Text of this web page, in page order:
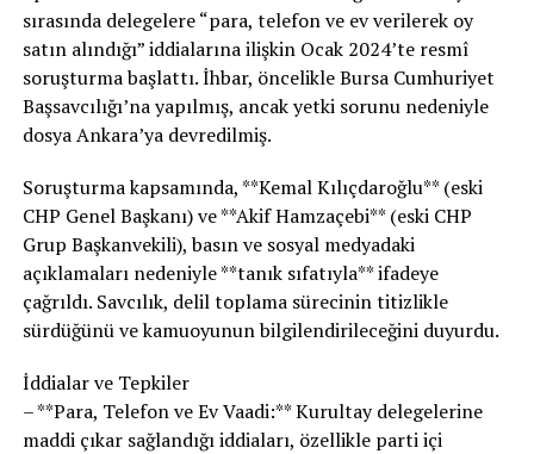
sırasında delegelere “para, telefon ve ev verilerek oy
satın alındığı” iddialarına ilişkin Ocak 2024’te resmî
soruşturma başlattı. İhbar, öncelikle Bursa Cumhuriyet
Başsavcılığı’na yapılmış, ancak yetki sorunu nedeniyle
dosya Ankara’ya devredilmiş.
Soruşturma kapsamında, **Kemal Kılıçdaroğlu** (eski
CHP Genel Başkanı) ve **Akif Hamzaçebi** (eski CHP
Grup Başkanvekili), basın ve sosyal medyadaki
açıklamaları nedeniyle **tanık sıfatıyla** ifadeye
çağrıldı. Savcılık, delil toplama sürecinin titizlikle
sürdüğünü ve kamuoyunun bilgilendirileceğini duyurdu.
İddialar ve Tepkiler
– **Para, Telefon ve Ev Vaadi:** Kurultay delegelerine
maddi çıkar sağlandığı iddiaları, özellikle parti içi